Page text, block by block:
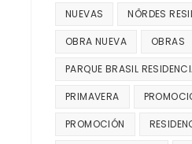
NUEVAS NÔRDES
OBRA NUEVA OBRAS
PARQUE BRASIL
PRIMAVERA
PROMOCIÓN